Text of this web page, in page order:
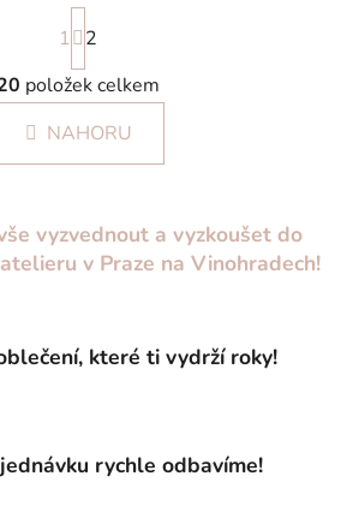
O
v
l
á
a
c
v
ý
S
t
r
á
n
k
í
1
2
položek celkem
NAHORU
vyzvednout a vyzkoušet do
v Praze na Vinohradech!
které ti vydrží roky!
rychle odbavíme!